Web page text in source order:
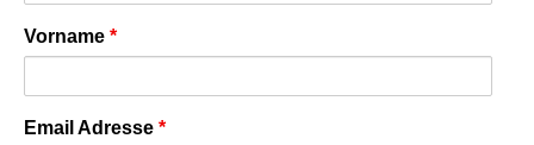
Vorname *
Email Adresse *